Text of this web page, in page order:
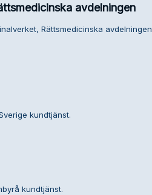
avdelningen
Rättsmedicinska avdelningen
kundtjänst.
kundtjänst.